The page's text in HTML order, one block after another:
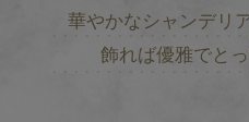
華やかなシャンデリ
飾れば優雅でと